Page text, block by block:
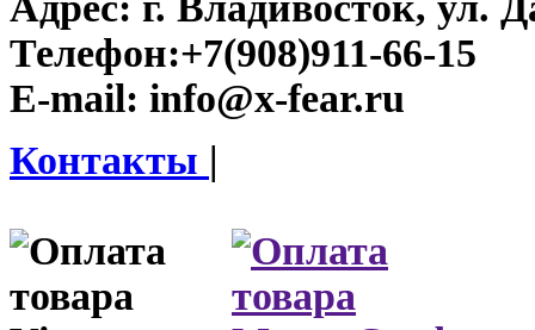
Телефон:+7(908)911-66-15
E-mail: info@x-fear.ru
Контакты |